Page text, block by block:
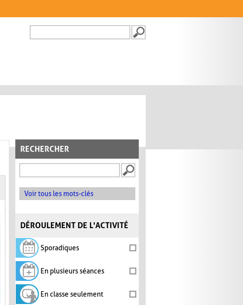
FORMULAIRE DE
RECHERCHER
Voir tous les mots-clés
DÉROULEMENT DE L'ACTIVITÉ
Sporadiques
En plusieurs séances
En classe seulement